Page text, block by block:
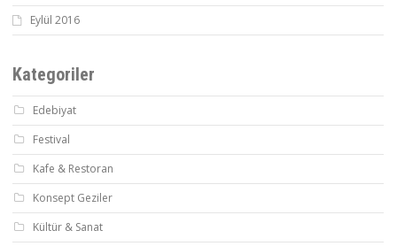
Eylül 2016
Kategoriler
Edebiyat
Festival
Kafe & Restoran
Konsept Geziler
Kültür & Sanat